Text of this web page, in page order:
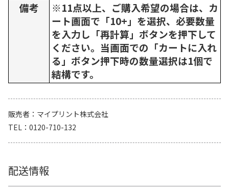
備考
※11点以上、ご購入希望の場合は、カ
ート画面で「10+」を選択、必要数量
を入力し「再計算」ボタンを押下して
ください。当画面での「カートに入れ
る」ボタン押下時の数量選択は1個で
結構です。
販売者
マイプリント株式会社
TEL
0120-710-132
配送情報